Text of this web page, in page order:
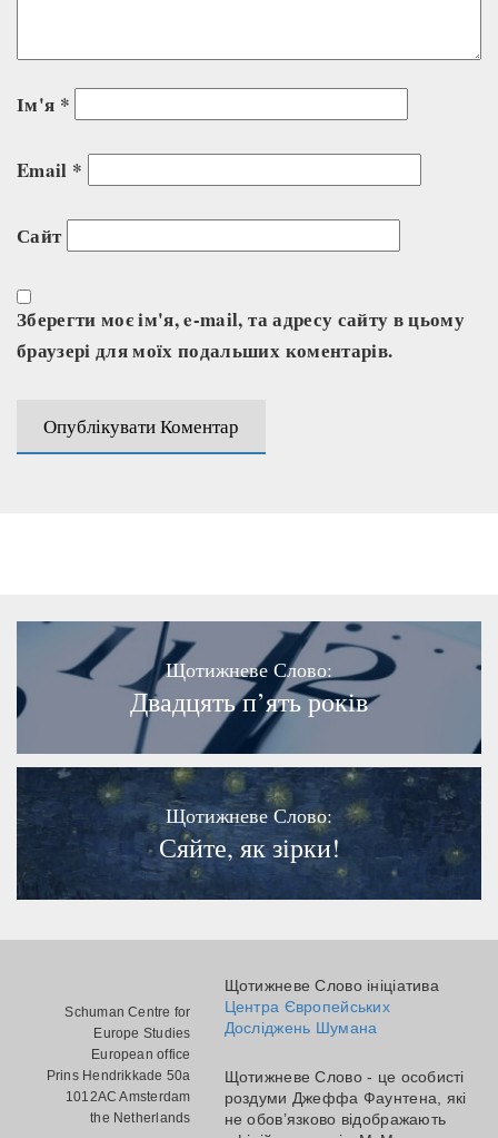
Ім'я *
Email *
Сайт
Зберегти моє ім'я, e-mail, та адресу сайту в цьому
браузері для моїх подальших коментарів.
Щотижневе Слово:
Двадцять п’ять років
Щотижневе Слово:
Сяйте, як зірки!
Schuman Centre for
Europe Studies
European office
Prins Hendrikkade 50a
1012AC Amsterdam
the Netherlands
Щотижневе Слово ініціатива
Центра Європейських
Досліджень Шумана
Щотижневе Слово - це особисті
роздуми Джеффа Фаунтена, які
не обов’язково відображають